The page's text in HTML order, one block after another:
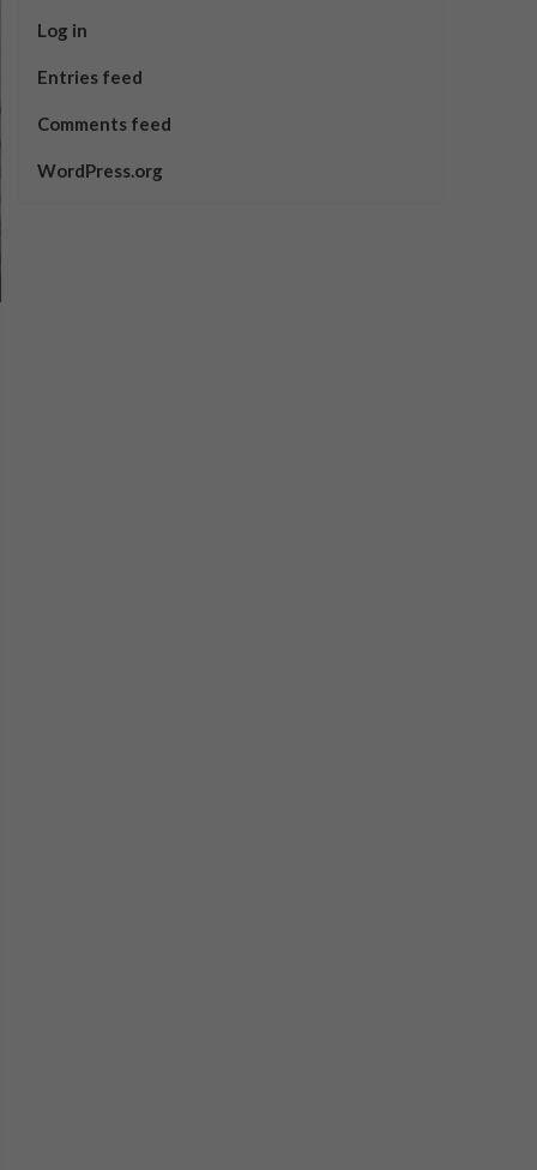
Log in
Entries feed
Comments feed
WordPress.org